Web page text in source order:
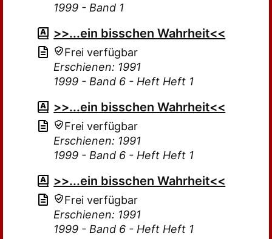
1999 - Band 1
>>...ein bisschen Wahrheit<<
Frei verfügbar
Erschienen: 1991
1999 - Band 6 - Heft Heft 1
>>...ein bisschen Wahrheit<<
Frei verfügbar
Erschienen: 1991
1999 - Band 6 - Heft Heft 1
>>...ein bisschen Wahrheit<<
Frei verfügbar
Erschienen: 1991
1999 - Band 6 - Heft Heft 1